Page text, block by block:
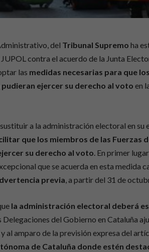
del Tribunal Supremo ha
contra el acuerdo de la Junta
las medidas necesarias para que
ejercer su derecho al votoen
a la administración electoral en
que los miembros de las Fuerzas
su derecho al voto . En primer
que se acuerda en esta medida
previa , a partir del 31 de
la administración electoral deberá
Delegaciones del Gobierno en Cataluña
al amparo de la previsión expresa del
de Cataluña donde estén